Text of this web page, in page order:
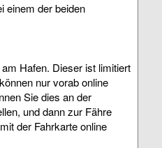
einem der beiden
Hafen. Dieser ist limitiert
nur vorab online
Sie dies an der
und dann zur Fähre
der Fahrkarte online